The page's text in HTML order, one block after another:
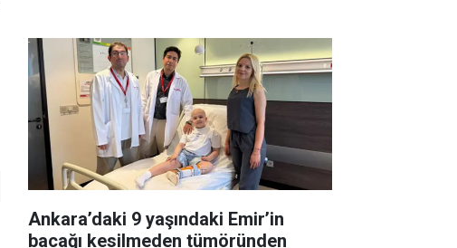
Ankara’daki 9 yaşındaki Emir’in
bacağı kesilmeden tümöründen